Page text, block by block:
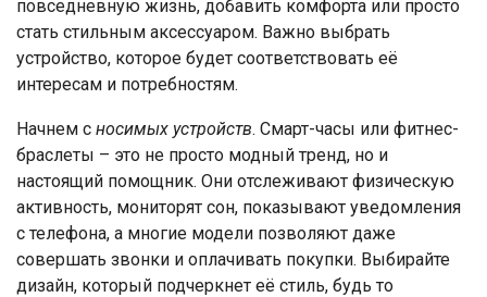
повседневную жизнь, добавить комфорта или просто
стать стильным аксессуаром. Важно выбрать
устройство, которое будет соответствовать её
интересам и потребностям.
Начнем с носимых устройств. Смарт-часы или фитнес-
браслеты – это не просто модный тренд, но и
настоящий помощник. Они отслеживают физическую
активность, мониторят сон, показывают уведомления
с телефона, а многие модели позволяют даже
совершать звонки и оплачивать покупки. Выбирайте
дизайн, который подчеркнет её стиль, будь то